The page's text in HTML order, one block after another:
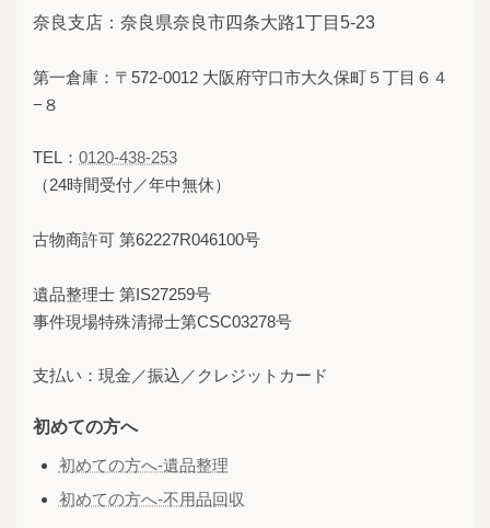
奈良支店：奈良県奈良市四条大路1丁目5-23
第一倉庫：〒572-0012 大阪府守口市大久保町５丁目６４
−８
TEL： 0120-438-253
（24時間受付／年中無休）
古物商許可 第62227R046100号
遺品整理士 第IS27259号
事件現場特殊清掃士第CSC03278号
支払い：現金／振込／クレジットカード
初めての方へ
初めての方へ-遺品整理
初めての方へ-不用品回収